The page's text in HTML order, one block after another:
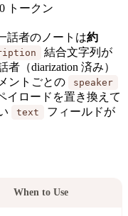
トークン
話者のノートは約
結合文字列が
（diarization 済み）
ントごとの
speaker
イロードを置き換えて
text
フィールドが
When to Use